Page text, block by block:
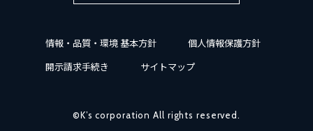
情報・品質・環境 基本方針
個人情報保護方針
開示請求手続き
サイトマップ
©K’s corporation All rights reserved.